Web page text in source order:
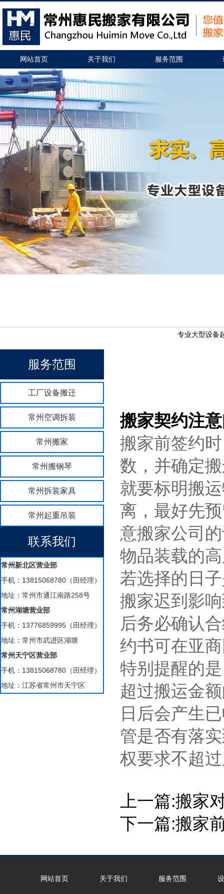
网站首页 关于我们 服务范围
专业大型设备
服务范围
工厂设备搬迁
常州空调拆装
常州搬家
常州搬钢琴
常州拆装家具
常州起重吊装
联系我们
常州新北区营业部
手机：13815068780（田经理）
地址：常州市通江南路258号
常州湖塘营业部
手机：13776859995（田经理）
地址：常州市武进区湖塘
常州天宁区营业部
手机：13815068780（田经理）
地址：江苏省常州市天宁区
搬家契约注
搬家前签约
数，并确定
就要标明搬
离，最好先
意搬家公司
物品装载的
若选择的日
搬家迟到影
后务必确认
约书可在亚
特别提醒的
超过搬运金
日后会产生
管是否有落
权要求不超
上一篇:搬家
下一篇:搬家
网站首页 关于我们 服务范围